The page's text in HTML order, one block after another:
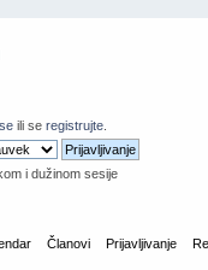
ili seregistrujte
i dužinom sesije
Članovi Prijavljivanje